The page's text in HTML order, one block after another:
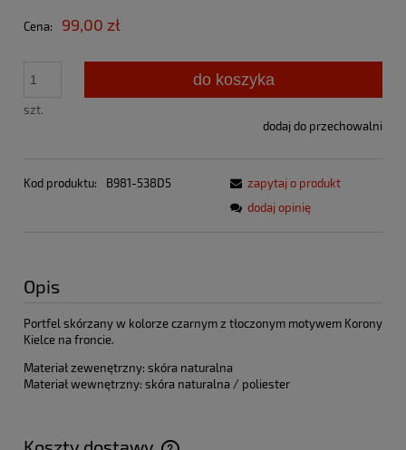
Cena: 99,00 zł
szt.
do koszyka
dodaj do przechowalni
Kod produktu: B981-538D5
zapytaj o produkt
dodaj opinię
Opis
Portfel skórzany w kolorze czarnym z tłoczonym motywem Korony
Kielce na froncie.
Materiał zewenętrzny: skóra naturalna
Materiał wewnętrzny: skóra naturalna / poliester